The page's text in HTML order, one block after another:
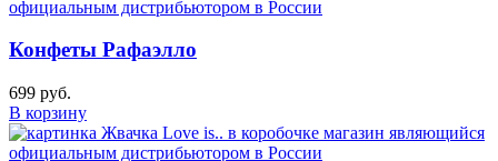
Конфеты Рафаэлло
699 руб.
В корзину